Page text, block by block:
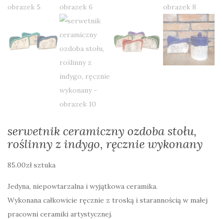
serwetnik ceramiczny ozdoba stołu,
roślinny z indygo, ręcznie wykonany
85.00zł sztuka
Jedyna, niepowtarzalna i wyjątkowa ceramika.
Wykonana całkowicie ręcznie z troską i starannością w małej
pracowni ceramiki artystycznej.